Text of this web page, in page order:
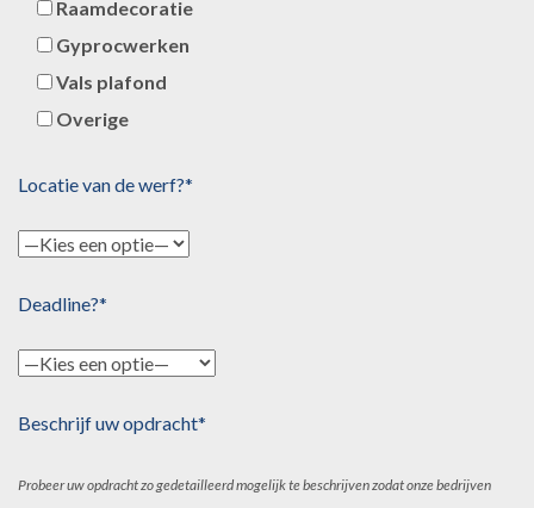
Raamdecoratie
Gyprocwerken
Vals plafond
Overige
Locatie van de werf?*
Deadline?*
Beschrijf uw opdracht*
Probeer uw opdracht zo gedetailleerd mogelijk te beschrijven zodat onze bedrijven